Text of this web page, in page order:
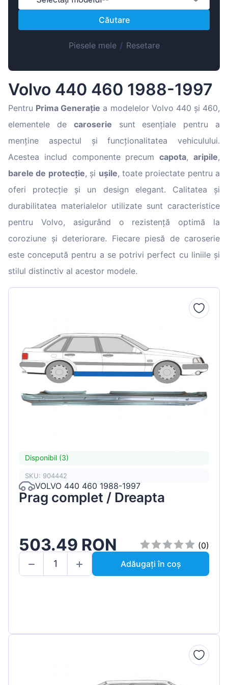
Lietuvių
Slovenian
Latvian
Slovenčina
Căutare
Piesele mele/ Resetare
Volvo 440 460 1988-1997
Pentru Prima Generație a modelelor Volvo 440 și 460,
elementele de caroserie sunt esențiale pentru a
menține aspectul și funcționalitatea vehiculului.
Acestea includ componente precumcapota,aripile,
barele de protecție, și ușile, toate proiectate pentru a
oferi protecție și un design elegant. Calitatea și
durabilitatea materialelor utilizate sunt caracteristice
pentru Volvo, asigurând o rezistență optimă la
coroziune și deteriorare. Fiecare piesă de caroserie
este concepută pentru a se potrivi perfect cu liniile și
stilul distinctiv al acestor modele.
Disponibil (3)
SKU: 904442
VOLVO 440 460 1988-1997
Prag complet / Dreapta
503.49 RON
(0)
Adăugați în coș